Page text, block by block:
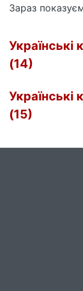
Зараз
Українські
(14)
Українські
(15)